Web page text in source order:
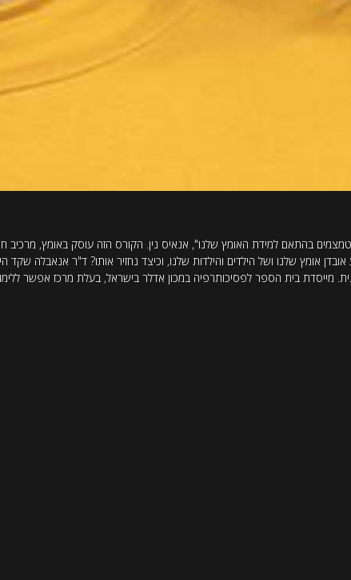
אובדן אומץ שלנו ושל הילדים והילדות שלנו, וכיצד נחזיר אותו? ד"ר
מייסדת בית הספר לפסיכותרפיה במכון אדלר בישראל, בעלת מרכז אפשר